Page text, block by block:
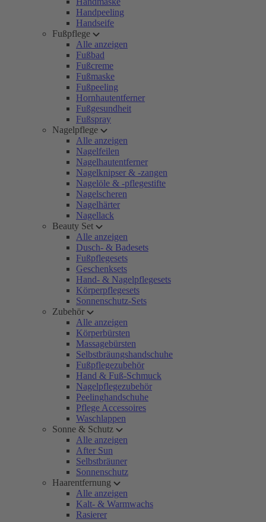
Handpeeling
Handseife
Fußpflege
Alle anzeigen
Fußbad
Fußcreme
Fußmaske
Fußpeeling
Hornhautentferner
Fußgesundheit
Fußspray
Nagelpflege
Alle anzeigen
Nagelfeilen
Nagelhautentferner
Nagelknipser & -zangen
Nagelöle & -pflegestifte
Nagelscheren
Nagelhärter
Nagellack
Beauty Set
Alle anzeigen
Dusch- & Badesets
Fußpflegesets
Geschenksets
Hand- & Nagelpflegesets
Körperpflegesets
Sonnenschutz-Sets
Zubehör
Alle anzeigen
Körperbürsten
Massagebürsten
Selbstbräungshandschuhe
Fußpflegezubehör
Hand & Fuß-Schmuck
Nagelpflegezubehör
Peelinghandschuhe
Pflege Accessoires
Waschlappen
Sonne & Schutz
Alle anzeigen
After Sun
Selbstbräuner
Sonnenschutz
Haarentfernung
Alle anzeigen
Kalt- & Warmwachs
Rasierer